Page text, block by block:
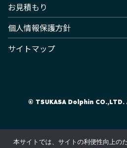
お見積もり
個人情報保護方針
サイトマップ
© TSUKASA Dolphin
本サイトでは、サイトの利便性向上の